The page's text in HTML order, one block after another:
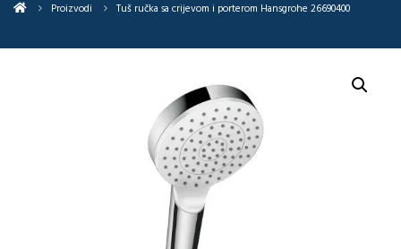
Proizvodi Tuš ručka sa crijevom i porterom Hansgrohe 26690400